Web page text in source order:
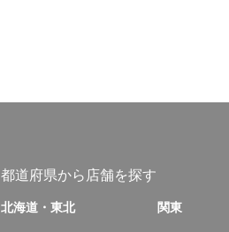
都道府県から店舗を探す
北海道・東北 関東